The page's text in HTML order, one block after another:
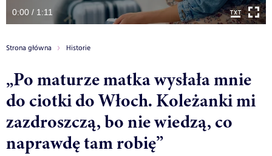
0:00 / 1:11
Strona główna Historie
„Po maturze matka wysłała mnie
do ciotki do Włoch. Koleżanki mi
zazdroszczą, bo nie wiedzą, co
naprawdę tam robię”